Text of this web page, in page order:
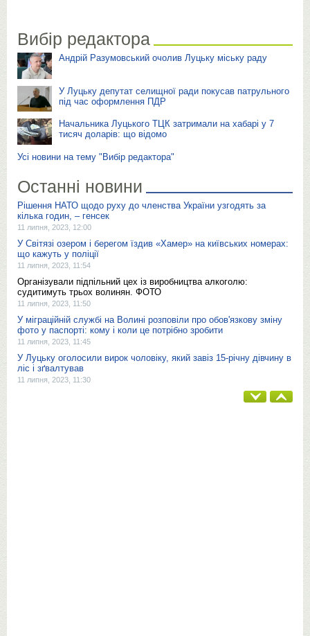
Вибір редактора
Андрій Разумовський очолив Луцьку міську раду
У Луцьку депутат селищної ради покусав патрульного
під час оформлення ПДР
Начальника Луцького ТЦК затримали на хабарі у 7
тисяч доларів: що відомо
Усі новини на тему "Вибір редактора"
Останні новини
Рішення НАТО щодо руху до членства України узгодять за
кілька годин, – генсек
11 липня, 2023, 12:00
У Світязі озером і берегом їздив «Хамер» на київських номерах:
що кажуть у поліції
11 липня, 2023, 11:54
Організували підпільний цех із виробництва алкоголю:
судитимуть трьох волинян. ФОТО
11 липня, 2023, 11:50
У міграційній службі на Волині розповіли про обов'язкову зміну
фото у паспорті: кому і коли це потрібно зробити
11 липня, 2023, 11:45
У Луцьку оголосили вирок чоловіку, який завіз 15-річну дівчину в
ліс і зґвалтував
11 липня, 2023, 11:30